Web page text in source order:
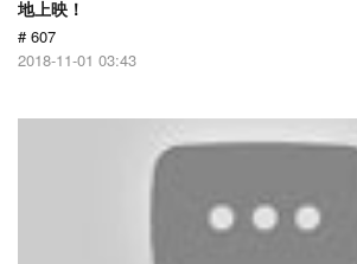
地上映！
# 607
2018-11-01 03:43